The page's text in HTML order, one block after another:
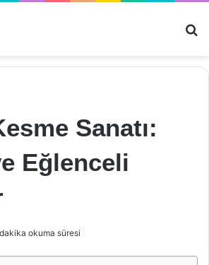
Sanatı:
Eğlenceli
okuma süresi